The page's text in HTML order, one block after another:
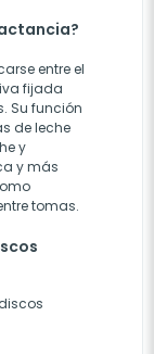
entre el
fijada
Su función
de leche
y
y más
tomas.